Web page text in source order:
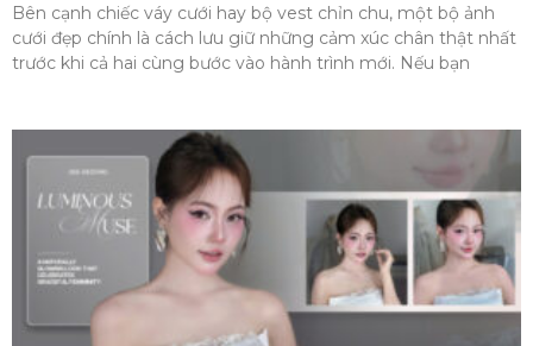
Bên cạnh chiếc váy cưới hay bộ vest chỉn chu, một bộ ảnh
cưới đẹp chính là cách lưu giữ những cảm xúc chân thật nhất
trước khi cả hai cùng bước vào hành trình mới. Nếu bạn